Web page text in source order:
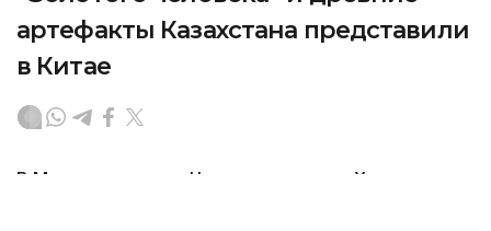
артефакты Казахстана представили
в Китае
В Музее провинции Чжэцзян в городе Ханчжоу